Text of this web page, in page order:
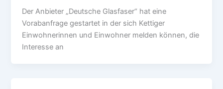
Der Anbieter „Deutsche Glasfaser“ hat eine
Vorabanfrage gestartet in der sich Kettiger
Einwohnerinnen und Einwohner melden können, die
Interesse an